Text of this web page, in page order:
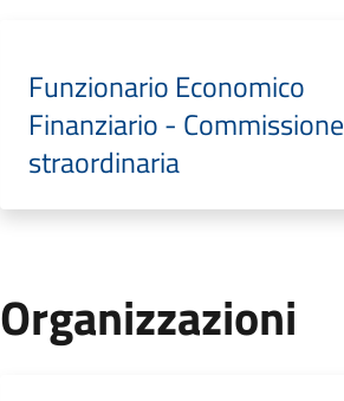
Funzionario Economico
Finanziario - Commissione
straordinaria
Organizzazioni